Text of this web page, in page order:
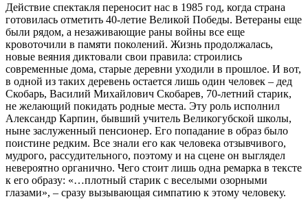
Действие спектакля переносит нас в 1985 год, когда страна
готовилась отметить 40-летие Великой Победы. Ветераны еще
были рядом, а незаживающие раны войны все еще
кровоточили в памяти поколений. Жизнь продолжалась,
новые веяния диктовали свои правила: строились
современные дома, старые деревни уходили в прошлое. И вот,
в одной из таких деревень остается лишь один человек – дед
Скобарь, Василий Михайлович Скобарев, 70-летний старик,
не желающий покидать родные места. Эту роль исполнил
Александр Карпин, бывший учитель Великогубской школы,
ныне заслуженный пенсионер. Его попадание в образ было
поистине редким. Все знали его как человека отзывчивого,
мудрого, рассудительного, поэтому и на сцене он выглядел
невероятно органично. Чего стоит лишь одна ремарка в тексте
к его образу: «…плотный старик с веселыми озорными
глазами», – сразу вызывающая симпатию к этому человеку.